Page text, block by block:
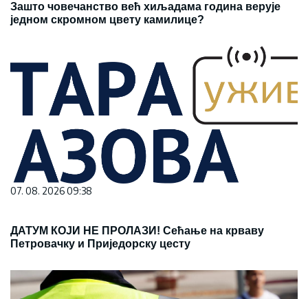
Зашто човечанство већ хиљадама година верује
једном скромном цвету камилице?
07. 08. 2026 09:38
ДАТУМ КОЈИ НЕ ПРОЛАЗИ! Сећање на крваву
Петровачку и Приједорску цесту